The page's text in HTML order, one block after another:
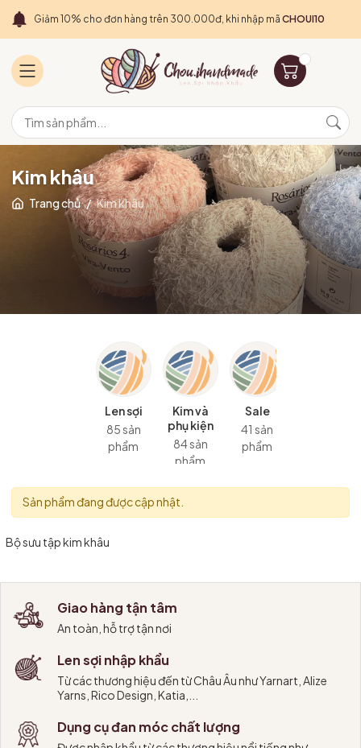
Giảm 10% cho đơn hàng trên 300.000đ, khi nhập mã CHOUI10
Kim khâu
Trang chủ / Kim khâu
Len sợi
85 sản
phẩm
Kim và
phụ kiện
84 sản
phẩm
Sale
41 sản
phẩm
Sản phẩm đang được cập nhật.
Bộ sưu tập kim khâu
Giao hàng tận tâm
An toàn, hỗ trợ tận nơi
Len sợi nhập khẩu
Từ các thương hiệu đến từ Châu Âu như Yarnart, Alize
Yarns, Rico Design, Katia,...
Dụng cụ đan móc chất lượng